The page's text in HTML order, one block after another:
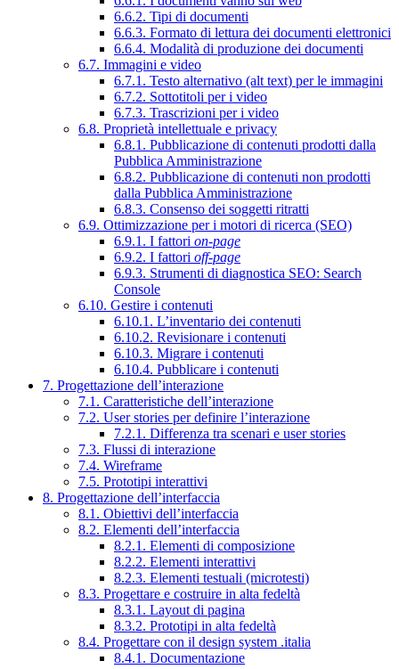
6.6.2. Tipi di documenti
6.6.3. Formato di lettura dei documenti elettronici
6.6.4. Modalità di produzione dei documenti
6.7. Immagini e video
6.7.1. Testo alternativo (alt text) per le immagini
6.7.2. Sottotitoli per i video
6.7.3. Trascrizioni per i video
6.8. Proprietà intellettuale e privacy
6.8.1. Pubblicazione di contenuti prodotti dalla
Pubblica Amministrazione
6.8.2. Pubblicazione di contenuti non prodotti
dalla Pubblica Amministrazione
6.8.3. Consenso dei soggetti ritratti
6.9. Ottimizzazione per i motori di ricerca (SEO)
6.9.1. I fattori on-page
6.9.2. I fattori off-page
6.9.3. Strumenti di diagnostica SEO: Search
Console
6.10. Gestire i contenuti
6.10.1. L’inventario dei contenuti
6.10.2. Revisionare i contenuti
6.10.3. Migrare i contenuti
6.10.4. Pubblicare i contenuti
7. Progettazione dell’interazione
7.1. Caratteristiche dell’interazione
7.2. User stories per definire l’interazione
7.2.1. Differenza tra scenari e user stories
7.3. Flussi di interazione
7.4. Wireframe
7.5. Prototipi interattivi
8. Progettazione dell’interfaccia
8.1. Obiettivi dell’interfaccia
8.2. Elementi dell’interfaccia
8.2.1. Elementi di composizione
8.2.2. Elementi interattivi
8.2.3. Elementi testuali (microtesti)
8.3. Progettare e costruire in alta fedeltà
8.3.1. Layout di pagina
8.3.2. Prototipi in alta fedeltà
8.4. Progettare con il design system .italia
8.4.1. Documentazione